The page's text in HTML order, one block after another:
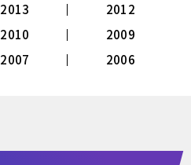
2013
2012
2010
2009
2007 2006